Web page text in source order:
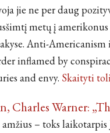
jie ne per daug
metų į amerikonus
Anti-
inflamed by
and envy. Skaityti
Charles Warner:
amžius – toks